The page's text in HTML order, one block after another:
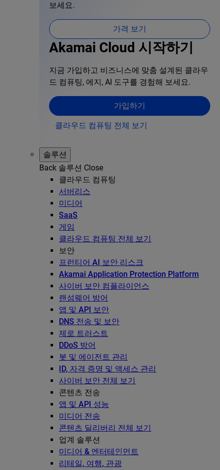
보세요.
가격 보기
Akamai Cloud 시작하기
지금 가입하고 비즈니스에 맞춤 설계된 클라우
드 컴퓨팅, 에지, AI 도구를 경험해 보세요.
가입하기
클라우드 컴퓨팅 전체 보기
솔루션
Back 솔루션 Close
클라우드 컴퓨팅
서버리스
미디어
SaaS
게임
클라우드 컴퓨팅 전체 보기
보안
프런티어 AI 보안 리스크
Akamai Application Protection Platform
사이버 보안 컴플라이언스
랜섬웨어 방어
앱 및 API 보안
DNS 전송 및 보안
제로 트러스트
DDoS 방어
봇 및 에이전트 관리
ID, 자격 증명 및 액세스 관리
사이버 보안 전체 보기
콘텐츠 전송
앱 및 API 성능
미디어 전송
콘텐츠 딜리버리 전체 보기
업계 솔루션
미디어 & 엔터테인먼트
리테일, 여행, 관광